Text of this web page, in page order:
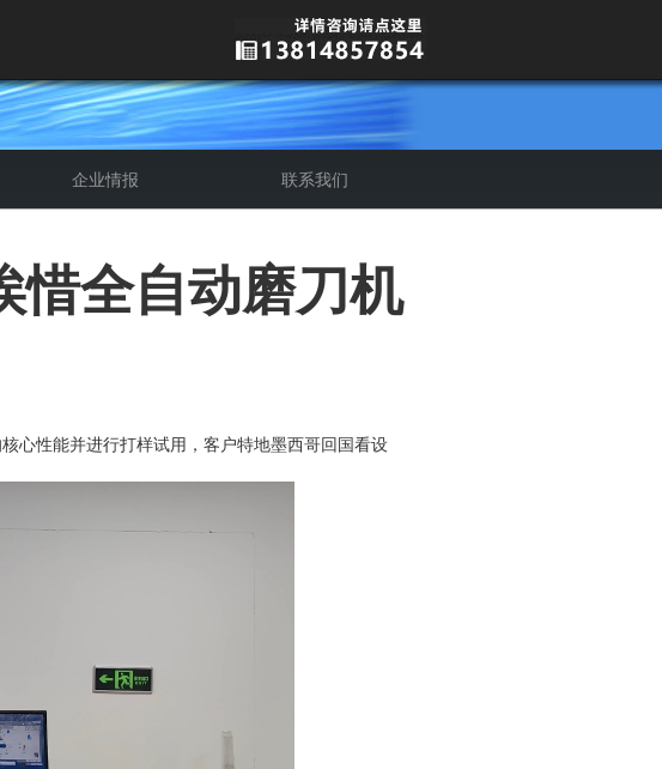
企业情报 联系我们
惜全自动磨刀机
心性能并进行打样试用，客户特地墨西哥回国看设